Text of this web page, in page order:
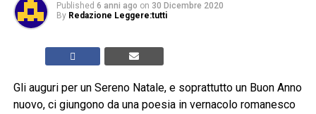
Published 6 anni ago on 30 Dicembre 2020
By Redazione Leggere:tutti
Gli auguri per un Sereno Natale, e soprattutto un Buon Anno
nuovo, ci giungono da una poesia in vernacolo romanesco